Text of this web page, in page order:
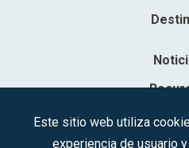
Este sitio web utiliza
experiencia de usuario